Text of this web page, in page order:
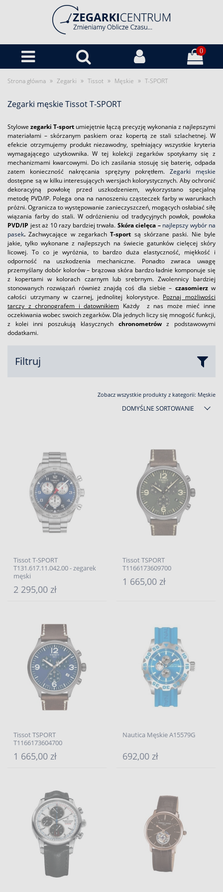
0
Strona główna » Zegarki » Tissot » Męskie » T-SPORT
Zegarki męskie Tissot T-SPORT
Stylowe zegarki T-sport umiejętnie łączą precyzję wykonania z najlepszymi
materiałami – skórzanym paskiem oraz kopertą ze stali szlachetnej. W
efekcie otrzymujemy produkt niezawodny, spełniający wszystkie kryteria
wymagającego użytkownika. W tej kolekcji zegarków spotykamy się z
mechanizmami kwarcowymi. Do ich zasilania stosuję się baterię, odpada
zatem konieczność nakręcania sprężyny pokrętłem. Zegarki męskie
dostępne są w kilku interesujących wersjach kolorystycznych. Aby ochronić
dekoracyjną powłokę przed uszkodzeniem, wykorzystano specjalną
metodę PVD/IP. Polega ona na nanoszeniu cząsteczek farby w warunkach
próżni. Ogranicza to występowanie zanieczyszczeń, mogących osłabiać siłę
wiązania farby do stali. W odróżnieniu od tradycyjnych powłok, powłoka
PVD/IP jest aż 10 razy bardziej trwała. Skóra cielęca – najlepszy wybór na
pasek.Zachwycające w zegarkachT-sport są skórzane paski. Nie byle
jakie, tylko wykonane z najlepszych na świecie gatunków cielęcej skóry
licowej. To co je wyróżnia, to bardzo duża elastyczność, miękkość i
odporność na uszkodzenia mechaniczne. Ponadto zwraca uwagę
przemyślany dobór kolorów – brązowa skóra bardzo ładnie komponuje się
z kopertami w kolorach czarnym lub srebrnym. Zwolennicy bardziej
stonowanych rozwiązań również znajdą coś dla siebie – czasomierzw
całości utrzymany w czarnej, jednolitej kolorystyce. Poznaj możliwości
tarczy z chronografem i datownikiem Każdy z nas może mieć inne
oczekiwania wobec swoich zegarków. Dla jednych liczy się mnogość funkcji,
z kolei inni poszukują klasycznych chronometrówz podstawowymi
dodatkami.
Filtruj
Zobacz wszystkie produkty z kategorii: Męskie
DOMYŚLNE SORTOWANIE
Tissot T-SPORT
T131.617.11.042.00 - zegarek
męski
2 295,00 zł
Tissot TSPORT
T1166173609700
1 665,00 zł
Tissot TSPORT
T1166173604700
1 665,00 zł
Nautica Męskie A15579G
692,00 zł